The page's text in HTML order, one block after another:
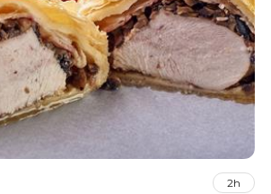
2h